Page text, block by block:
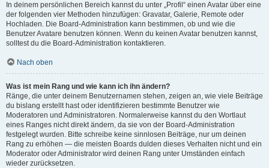
In deinem persönlichen Bereich kannst du unter „Profil“ einen Avatar über eine
der folgenden vier Methoden hinzufügen: Gravatar, Galerie, Remote oder
Hochladen. Die Board-Administration kann bestimmen, ob und wie die
Benutzer Avatare benutzen können. Wenn du keinen Avatar benutzen kannst,
solltest du die Board-Administration kontaktieren.
Nach oben
Was ist mein Rang und wie kann ich ihn ändern?
Ränge, die unter deinem Benutzernamen stehen, zeigen an, wie viele Beiträge
du bislang erstellt hast oder identifizieren bestimmte Benutzer wie
Moderatoren und Administratoren. Normalerweise kannst du den Wortlaut
eines Ranges nicht direkt ändern, da sie von der Board-Administration
festgelegt wurden. Bitte schreibe keine sinnlosen Beiträge, nur um deinen
Rang zu erhöhen — die meisten Boards dulden dieses Verhalten nicht und ein
Moderator oder Administrator wird deinen Rang unter Umständen einfach
wieder zurücksetzen.